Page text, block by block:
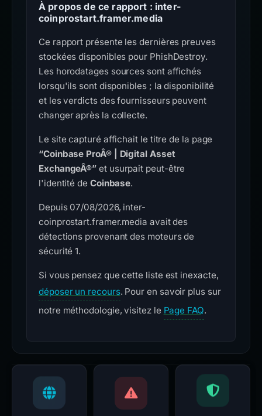
À propos de ce rapport : inter-
coinprostart.framer.media
Ce rapport présente les dernières preuves
stockées disponibles pour PhishDestroy.
Les horodatages sources sont affichés
lorsqu'ils sont disponibles ; la disponibilité
et les verdicts des fournisseurs peuvent
changer après la collecte.
Le site capturé affichait le titre de la page
“Coinbase ProÂ® | Digital Asset
ExchangeÂ®” et usurpait peut-être
l'identité de Coinbase.
Depuis 07/08/2026, inter-
coinprostart.framer.media avait des
détections provenant des moteurs de
sécurité 1.
Si vous pensez que cette liste est inexacte,
déposer un recours. Pour en savoir plus sur
notre méthodologie, visitez le Page FAQ.